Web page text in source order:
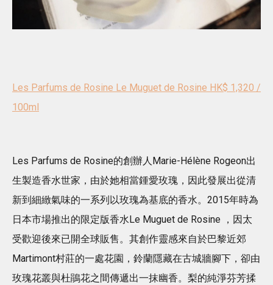
Les Parfums de Rosine Le Muguet de Rosine HK$ 1,320 /
100ml
Les Parfums de Rosine的創辦人Marie-Hélène Rogeon出
生製造香水世家，由於她相當鍾愛玫瑰，因此發展出從清
新到細緻氣味的一系列以玫瑰為基底的香水。2015年時為
日本市場推出的限定版香水Le Muguet de Rosine ，因太
受歡迎後來已開全球販售。其創作靈感來自於巴黎近郊
Martimont村莊的一處花園，鈴蘭隱藏在古城牆腳下，卻由
玫瑰花叢與杜鵑花之間傳遞出一抹幽香。梨的純淨芬芳揉